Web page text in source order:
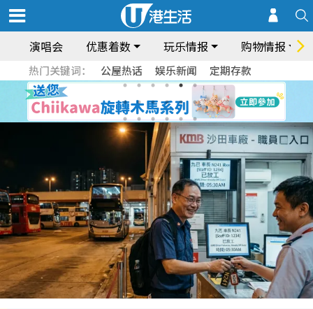
演唱会 优惠着数 玩乐情报 购物情报
热门关键词： 公屋热话 娱乐新闻 定期存款